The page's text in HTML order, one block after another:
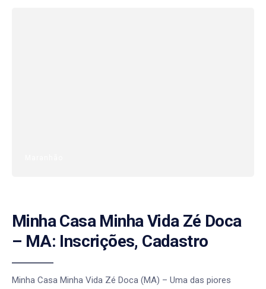
Minha Casa Minha Vida Zé Doca
– MA: Inscrições, Cadastro
Minha Casa Minha Vida Zé Doca (MA) – Uma das piores